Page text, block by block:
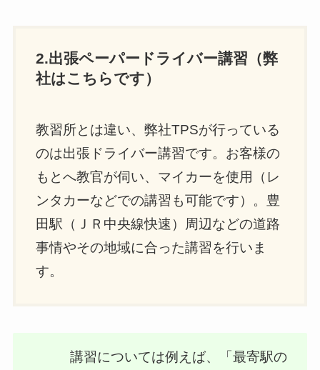
2.出張ペーパードライバー講習（弊
社はこちらです）
教習所とは違い、弊社TPSが行っている
のは出張ドライバー講習です。お客様の
もとへ教官が伺い、マイカーを使用（レ
ンタカーなどでの講習も可能です）。豊
田駅（ＪＲ中央線快速）周辺などの道路
事情やその地域に合った講習を行いま
す。
講習については例えば、「最寄駅の